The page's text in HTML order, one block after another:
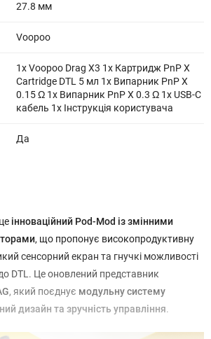
27.8 мм
Voopoo
1x Voopoo Drag X3 1x Картридж PnP X
Cartridge DTL 5 мл 1x Випарник PnP X
0.15 Ω 1x Випарник PnP X 0.3 Ω 1x USB-C
кабель 1x Інструкція користувача
Да
інноваційний Pod-Mod із змінними
, що пропонує високопродуктивну
сенсорний екран та гнучкі можливості
DTL. Це оновлений представник
, який поєднує модульну систему
дизайн та зручність управління.